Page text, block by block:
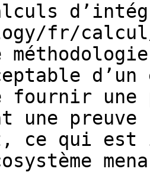
fr/
fournir une
une preuve
ce qui